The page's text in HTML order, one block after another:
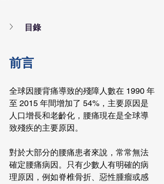
目錄
前言
全球因腰背痛導致的殘障人數在 1990 年
至 2015 年間增加了 54%，主要原因是
人口增長和老齡化，腰痛現在是全球導
致殘疾的主要原因。
對於大部分的腰痛患者來說，常常無法
確定腰痛病因。只有少數人有明確的病
理原因，例如脊椎骨折、惡性腫瘤或感